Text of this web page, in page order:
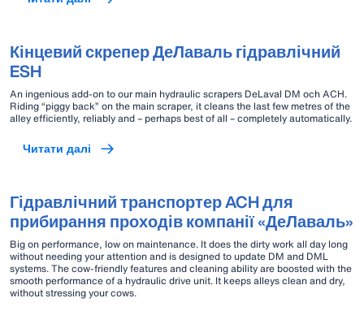
Кінцевий скрепер ДеЛаваль гідравлічний
ESH
An ingenious add-on to our main hydraulic scrapers DeLaval DM och ACH.
Riding “piggy back” on the main scraper, it cleans the last few metres of the
alley efficiently, reliably and – perhaps best of all – completely automatically.
Читати далі
Гідравлічний транспортер ACH для
прибирання проходів компанії «ДеЛаваль»
Big on performance, low on maintenance. It does the dirty work all day long
without needing your attention and is designed to update DM and DML
systems. The cow-friendly features and cleaning ability are boosted with the
smooth performance of a hydraulic drive unit. It keeps alleys clean and dry,
without stressing your cows.